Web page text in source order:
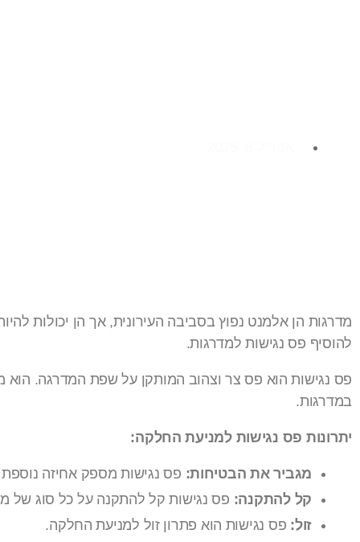
מדרגות הן אלמנט נפוץ בסביבה העירונית, אך הן יכולות
להוסיף פס נגישות למדרגות.
פס נגישות הוא פס צר וצהוב המותקן על שפת המדרגה. הוא
במדרגות.
יתרונות פס נגישות למניעת החלקה:
מגביר את הבטיחות: פס נגישות מספק אחיזה
קל להתקנה: פס נגישות קל להתקנה על כל סוג של
זול: פס נגישות הוא פתרון זול למניעת החלקה.